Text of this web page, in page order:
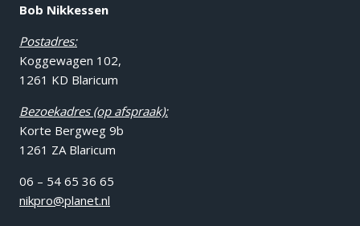
Bob Nikkessen
Postadres:
Koggewagen 102,
1261 KD Blaricum
Bezoekadres (op afspraak):
Korte Bergweg 9b
1261 ZA Blaricum
06 – 54 65 36 65
nikpro@planet.nl